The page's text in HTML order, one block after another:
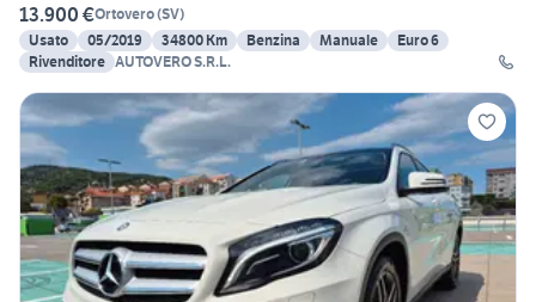
13.900 €Ortovero(SV)
Usato
05/2019 34800 Km Benzina Manuale
Euro 6
Rivenditore AUTOVERO S.R.L.